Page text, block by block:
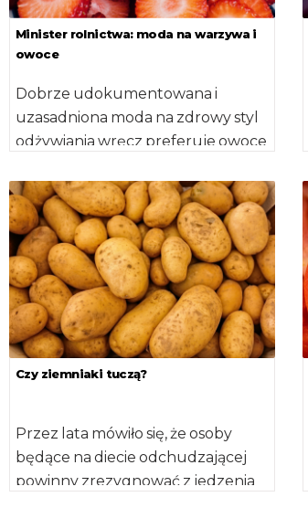
Minister rolnictwa: moda na warzywa i
owoce
Dobrze udokumentowana i
uzasadniona moda na zdrowy styl
odżywiania wręcz preferuje owoce
rolnictwa Jan Krzysztof […]
Czy ziemniaki tuczą?
Przez lata mówiło się, że osoby
będące na diecie odchudzającej
powinny zrezygnować z jedzenia